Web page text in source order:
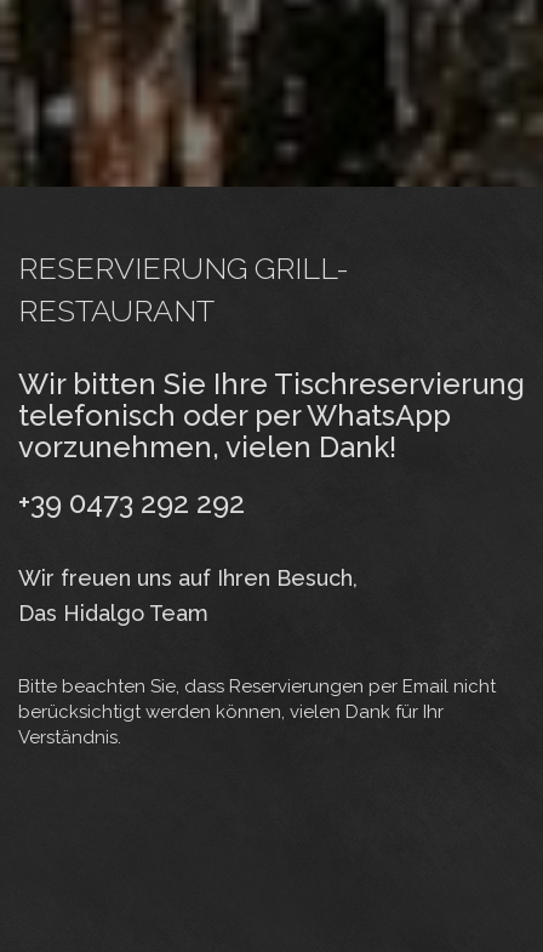
RESERVIERUNG GRILL-
RESTAURANT
Wir bitten Sie Ihre Tischreservierung
telefonisch oder per WhatsApp
vorzunehmen, vielen Dank!
+39 0473 292 292
Wir freuen uns auf Ihren Besuch,
Das Hidalgo Team
Bitte beachten Sie, dass Reservierungen per Email nicht
berücksichtigt werden können, vielen Dank für Ihr
Verständnis.